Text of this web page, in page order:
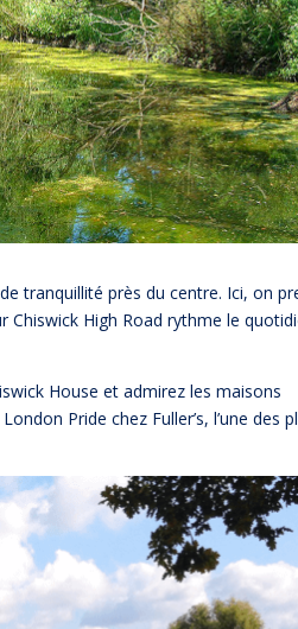
tranquillité près du centre. Ici, on
High Road rythme le
House et admirez les maisons
Pride chez Fuller’s, l’une des